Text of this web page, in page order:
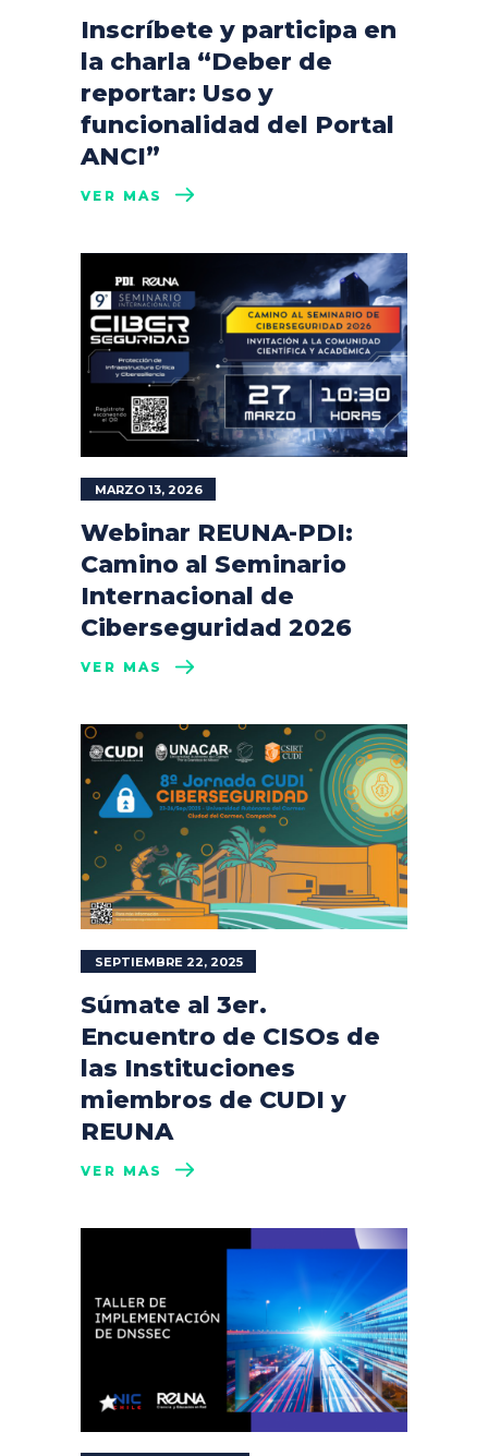
Inscríbete y participa en
la charla “Deber de
reportar: Uso y
funcionalidad del Portal
ANCI”
VER MÁS
MARZO 13, 2026
Webinar REUNA-PDI:
Camino al Seminario
Internacional de
Ciberseguridad 2026
VER MÁS
SEPTIEMBRE 22, 2025
Súmate al 3er.
Encuentro de CISOs de
las Instituciones
miembros de CUDI y
REUNA
VER MÁS